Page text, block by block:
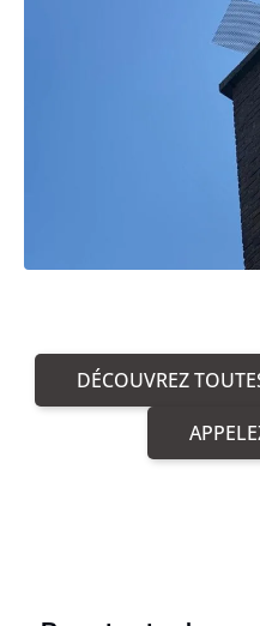
DÉCOUVREZ